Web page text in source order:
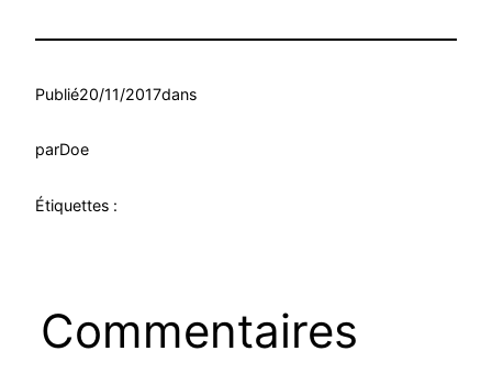
Publié20/11/2017dans
parDoe
Étiquettes :
Commentaires